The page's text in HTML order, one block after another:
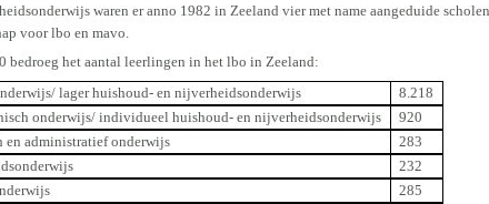
waren er anno 1982 in Zeeland vier met name aangeduide
voor lbo en mavo.
bedroeg het aantal leerlingen in het lbo in Zeeland:
lager huishoud- en nijverheidsonderwijs
8.218
onderwijs/ individueel huishoud- en nijverheidsonderwijs
920
en administratief onderwijs
283
232
285